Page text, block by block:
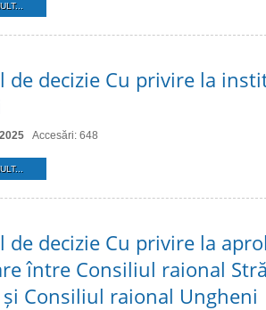
de decizie Cu privire la
Accesări: 648
de decizie Cu privire la
între Consiliul raional
Consiliul raional Ungheni